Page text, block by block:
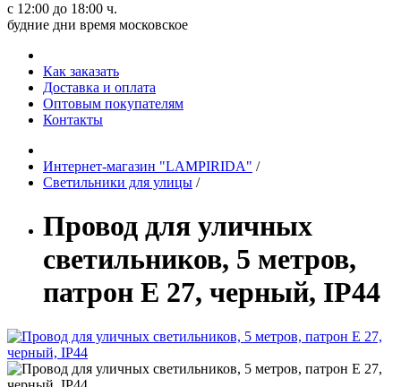
с 12:00 до 18:00 ч.
будние дни время московское
Как заказать
Доставка и оплата
Оптовым покупателям
Контакты
Интернет-магазин "LAMPIRIDA" /
Светильники для улицы /
Провод для уличных
светильников, 5 метров,
патрон Е 27, черный, IP44